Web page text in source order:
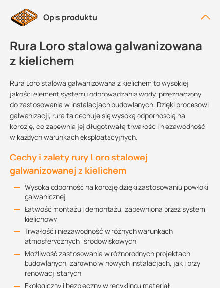
Opis produktu
Rura Loro stalowa galwanizowana
z kielichem
Rura Loro stalowa galwanizowana z kielichem to wysokiej
jakości element systemu odprowadzania wody, przeznaczony
do zastosowania w instalacjach budowlanych. Dzięki procesowi
galwanizacji, rura ta cechuje się wysoką odpornością na
korozję, co zapewnia jej długotrwałą trwałość i niezawodność
w każdych warunkach eksploatacyjnych.
Cechy i zalety rury Loro stalowej
galwanizowanej z kielichem
Wysoka odporność na korozję dzięki zastosowaniu powłoki
galwanicznej
Łatwość montażu i demontażu, zapewniona przez system
kielichowy
Trwałość i niezawodność w różnych warunkach
atmosferycznych i środowiskowych
Możliwość zastosowania w różnorodnych projektach
budowlanych, zarówno w nowych instalacjach, jak i przy
renowacji starych
Ekologiczny i bezpieczny w recyklingu materiał